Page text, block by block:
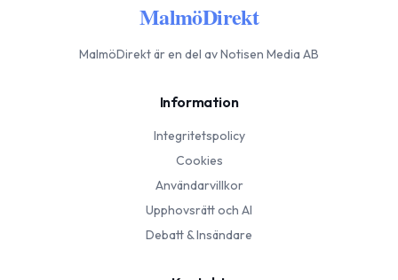
MalmöDirekt
MalmöDirektär en del av Notisen Media AB
Information
Integritetspolicy
Cookies
Användarvillkor
Upphovsrätt och AI
Debatt & Insändare